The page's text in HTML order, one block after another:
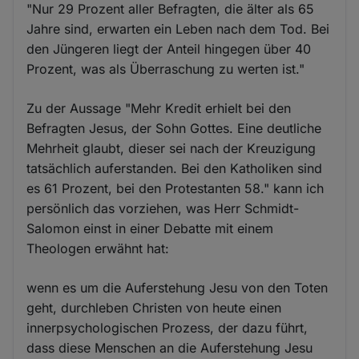
"Nur 29 Prozent aller Befragten, die älter als 65
Jahre sind, erwarten ein Leben nach dem Tod. Bei
den Jüngeren liegt der Anteil hingegen über 40
Prozent, was als Überraschung zu werten ist."
Zu der Aussage "Mehr Kredit erhielt bei den
Befragten Jesus, der Sohn Gottes. Eine deutliche
Mehrheit glaubt, dieser sei nach der Kreuzigung
tatsächlich auferstanden. Bei den Katholiken sind
es 61 Prozent, bei den Protestanten 58." kann ich
persönlich das vorziehen, was Herr Schmidt-
Salomon einst in einer Debatte mit einem
Theologen erwähnt hat:
wenn es um die Auferstehung Jesu von den Toten
geht, durchleben Christen von heute einen
innerpsychologischen Prozess, der dazu führt,
dass diese Menschen an die Auferstehung Jesu